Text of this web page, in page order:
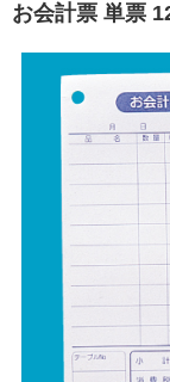
お会計票 単票